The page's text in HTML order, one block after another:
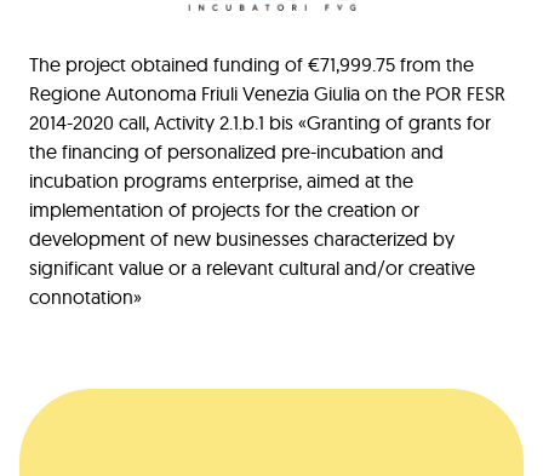
The project obtained funding of €71,999.75 from the
Regione Autonoma Friuli Venezia Giulia on the POR FESR
2014-2020 call, Activity 2.1.b.1 bis «Granting of grants for
the financing of personalized pre-incubation and
incubation programs enterprise, aimed at the
implementation of projects for the creation or
development of new businesses characterized by
significant value or a relevant cultural and/or creative
connotation»